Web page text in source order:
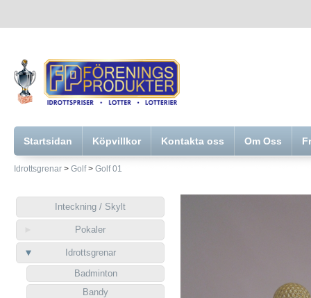
Startsidan Köpvillkor Kontakta oss Om Oss
Idrottsgrenar > Golf> Golf 01
Inteckning / Skylt
Pokaler
Idrottsgrenar
Badminton
Bandy